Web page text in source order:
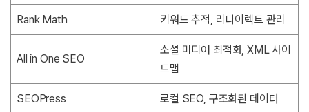
Rank Math 키워드 추적, 리다이렉트 관리
All in One SEO
소셜 미디어 최적화, XML 사이
트맵
SEOPress 로컬 SEO, 구조화된 데이터